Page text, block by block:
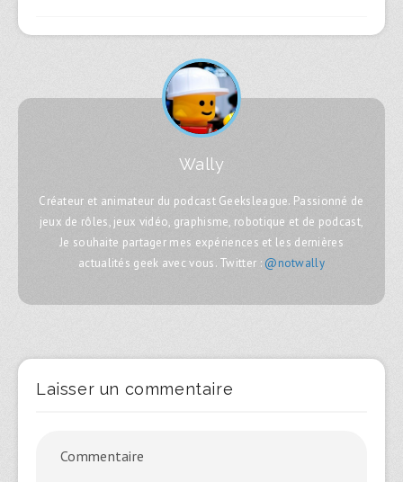
Wally
Créateur et animateur du podcast Geeksleague. Passionné de
jeux de rôles, jeux vidéo, graphisme, robotique et de podcast,
Je souhaite partager mes expériences et les dernières
actualités geek avec vous. Twitter : @notwally
Laisser un commentaire